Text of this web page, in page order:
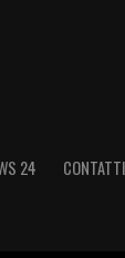
24 CONTATTI